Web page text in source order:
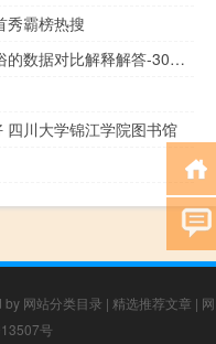
秀霸榜热搜
最准一肖一码一一子中特7955：通俗的数据对比解释解答-3045.APP.142
四川大学锦江学院图书馆
by 网站分类目录 | 精选推荐文章 | 网
号